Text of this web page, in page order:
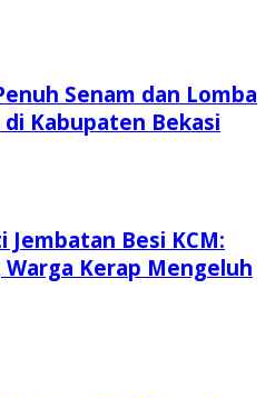
Senam dan Lomba
Kabupaten Bekasi
Jembatan Besi KCM:
Kerap Mengeluh